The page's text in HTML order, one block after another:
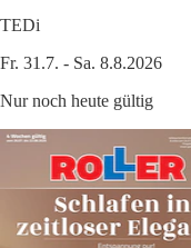
TEDi
Fr. 31.7. - Sa. 8.8.2026
Nur noch heute gültig